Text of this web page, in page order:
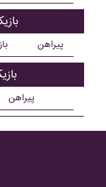
پیراهن
پیراهن